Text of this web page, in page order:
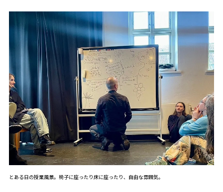
とある日の授業風景。椅子に座ったり床に座ったり、自由な雰囲気。